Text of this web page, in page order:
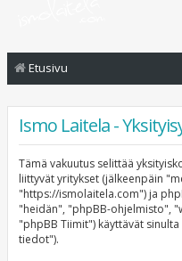
Etusivu
Ismo Laitela -
Tämä vakuutus selittää
liittyvät yritykset (jälkeenpäin
"https://ismolaitela.com") ja
"heidän", "phpBB-ohjelmisto",
"phpBB Tiimit") käyttävät
tiedot").